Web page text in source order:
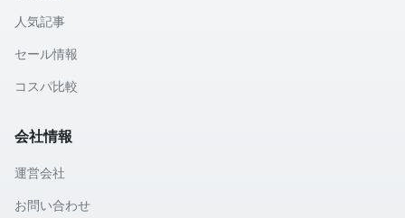
人気記事
セール情報
コスパ比較
会社情報
運営会社
お問い合わせ